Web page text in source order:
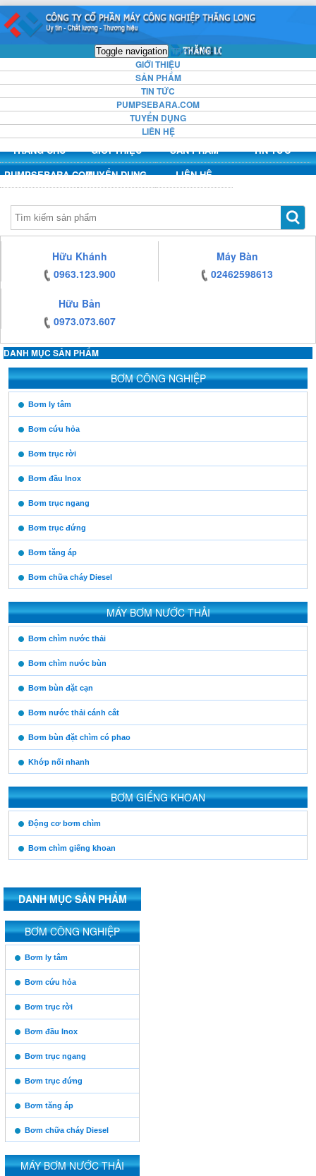
https:/www.high-
endrolex.com/13
https:/www.high-
endrolex.com/13
https:/www.high-
endrolex.com/13
https:/www.high-
endrolex.com/13
Toggle navigation TRANG CHỦ
GIỚI THIỆU
SẢN PHẨM
TIN TỨC
PUMPSEBARA.COM
TUYỂN DỤNG
LIÊN HỆ
TRANG CHỦ GIỚI THIỆU SẢN PHẨM
TIN TỨC
PUMPSEBARA.COMTUYỂN DỤNG LIÊN HỆ
endrolex.com/13Hữu Khánh
0963.123.900
Máy Bàn
02462598613
Hữu Bản
0973.073.607
DANH MỤC SẢN PHẨM
https:/www.high-
endrolex.com/13
BƠM CÔNG NGHIỆP
https:/www.high-
endrolex.com/13
Bơm ly tâm
Bơm cứu hỏa
Bơm trục rời
Bơm đầu Inox
Bơm trục ngang
Bơm trục đứng
Bơm tăng áp
Bơm chữa cháy Diesel
MÁY BƠM NƯỚC THẢI
https:/www.high-
endrolex.com/13
Bơm chìm nước thải
Bơm chìm nước bùn
Bơm bùn đặt cạn
Bơm nước thải cánh cắt
Bơm bùn đặt chìm có phao
Khớp nối nhanh
BƠM GIẾNG KHOAN
https:/www.high-
endrolex.com/13
Động cơ bơm chìm
Bơm chìm giếng khoan
DANH MỤC SẢN PHẨM
https:/www.high-
endrolex.com/13
BƠM CÔNG NGHIỆP
https:/www.high-
endrolex.com/13
Bơm ly tâm
Bơm cứu hỏa
Bơm trục rời
Bơm đầu Inox
Bơm trục ngang
Bơm trục đứng
Bơm tăng áp
Bơm chữa cháy Diesel
MÁY BƠM NƯỚC THẢI